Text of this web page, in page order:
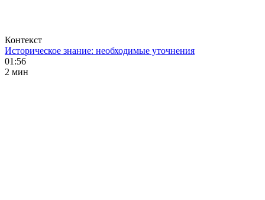
Контекст
Историческое знание: необходимые уточнения
01:56
2 мин